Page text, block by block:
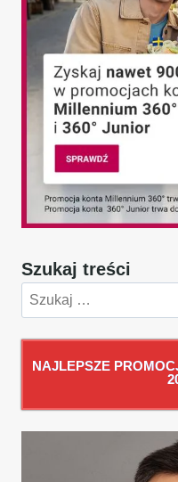
Szukaj treści
Szukaj:
NAJLEPSZE